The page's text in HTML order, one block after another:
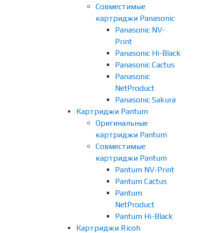
Совместимые
картриджи Panasonic
Panasonic NV-
Print
Panasonic Hi-Black
Panasonic Cactus
Panasonic
NetProduct
Panasonic Sakura
Картриджи Pantum
Оригинальные
картриджи Pantum
Совместимые
картриджи Pantum
Pantum NV-Print
Pantum Cactus
Pantum
NetProduct
Pantum Hi-Black
Картриджи Ricoh